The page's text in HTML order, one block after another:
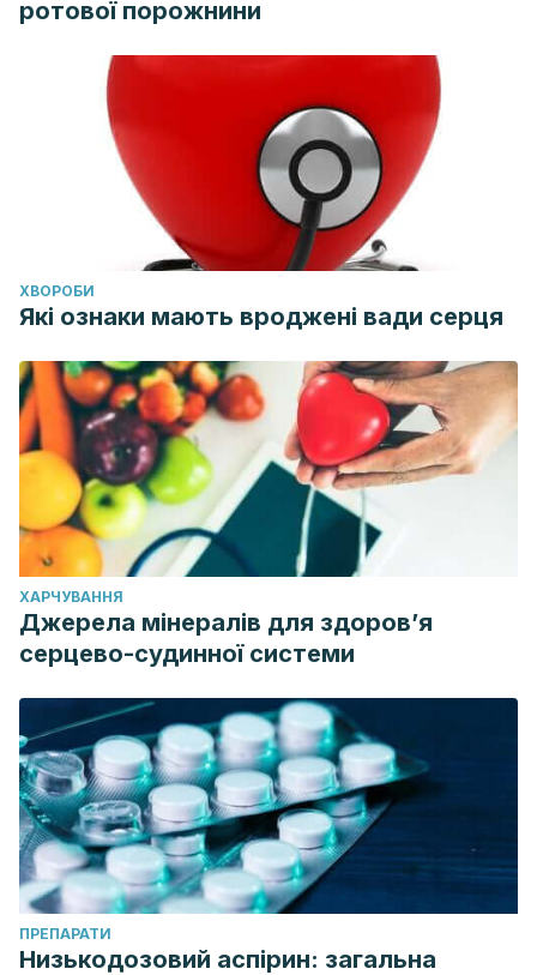
ротової порожнини
ХВОРОБИ
Які ознаки мають вроджені вади серця
ХАРЧУВАННЯ
Джерела мінералів для здоров’я
серцево-судинної системи
ПРЕПАРАТИ
Низькодозовий аспірин: загальна